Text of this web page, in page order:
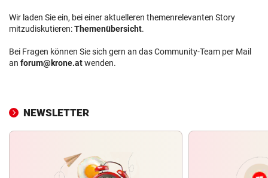
Wir laden Sie ein, bei einer aktuelleren themenrelevanten Story
mitzudiskutieren:Themenübersicht.
Bei Fragen können Sie sich gern an das Community-Team per Mail
an forum@krone.atwenden.
NEWSLETTER